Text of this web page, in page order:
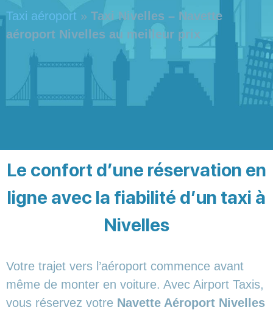
Taxi aéroport » Taxi Nivelles – Navette
aéroport Nivelles au meilleur prix
Le confort d’une réservation en
ligne avec la fiabilité d’un taxi à
Nivelles
Votre trajet vers l’aéroport commence avant
même de monter en voiture. Avec Airport Taxis,
vous réservez votre Navette Aéroport Nivelles